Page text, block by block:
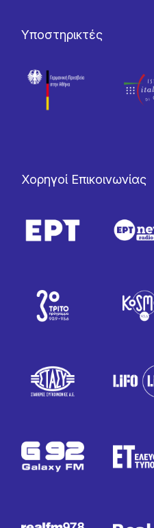
Υποστηρικτές
Χορηγοί Επικοινωνίας